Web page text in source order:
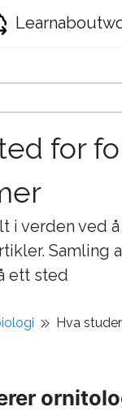
for
i verden ved
Samling
ett sted
Hva